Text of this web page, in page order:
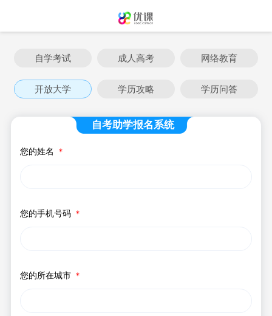
自学考试 成人高考 网络教育
开放大学 学历攻略 学历问答
自考助学报名系统
您的姓名 ＊
您的手机号码 ＊
您的所在城市 ＊